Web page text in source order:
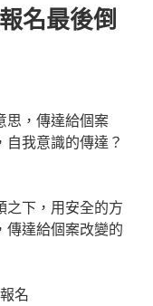
名最後倒
思，傳達給個案
我意識的傳達？
之下，用安全的方
傳達給個案改變的
名